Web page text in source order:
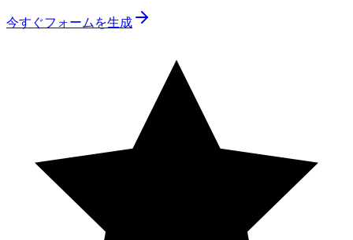
今すぐフォームを生成